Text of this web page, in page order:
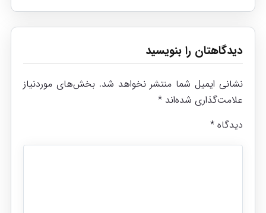
دیدگاهتان را بنویسید
نشانی ایمیل شما منتشر نخواهد شد. بخش‌های موردنیاز
علامت‌گذاری شده‌اند *
دیدگاه *